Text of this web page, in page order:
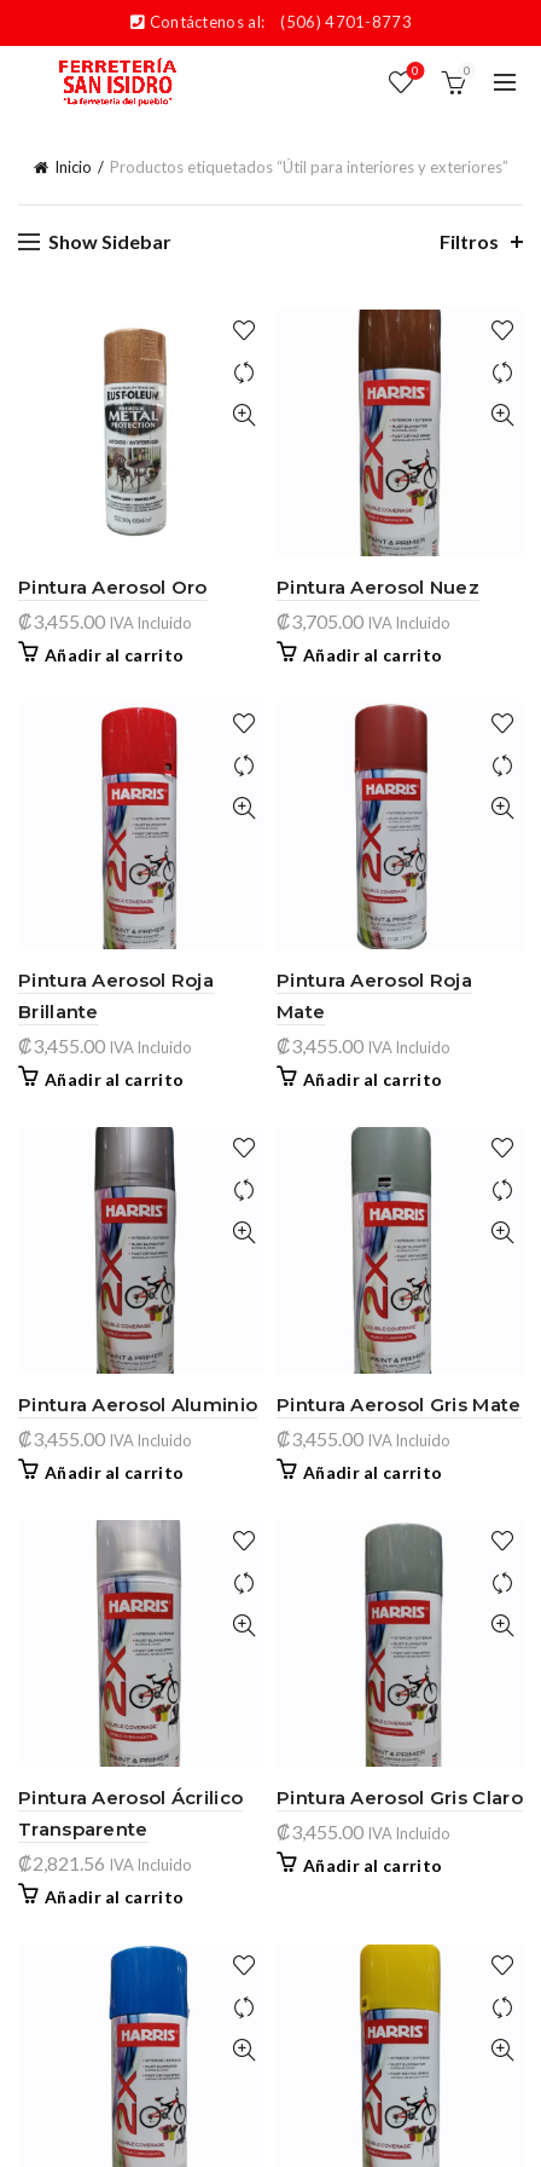
Contáctenos al: (506) 4701-8773
0 0
Inicio Productos etiquetados “Útil para interiores y exteriores”
Show Sidebar Filtros
Pintura Aerosol Oro
₡3,455.00 IVA Incluido
Añadir al carrito
Pintura Aerosol Nuez
₡3,705.00 IVA Incluido
Añadir al carrito
Pintura Aerosol Roja
Brillante
₡3,455.00 IVA Incluido
Añadir al carrito
Pintura Aerosol Roja
Mate
₡3,455.00 IVA Incluido
Añadir al carrito
Pintura Aerosol Aluminio
₡3,455.00 IVA Incluido
Añadir al carrito
Pintura Aerosol Gris Mate
₡3,455.00 IVA Incluido
Añadir al carrito
Pintura Aerosol Ácrilico
Transparente
₡2,821.56 IVA Incluido
Añadir al carrito
Pintura Aerosol Gris Claro
₡3,455.00 IVA Incluido
Añadir al carrito